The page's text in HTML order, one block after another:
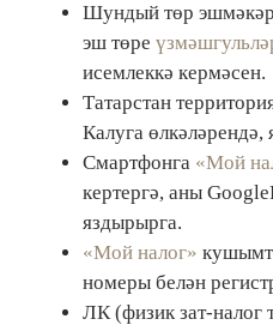
Шундый төр
эш төре
исемлеккә кермәсен.
Татарстан
Калуга
Смартфонга «Мой
кертергә, аны
яздырырга.
«Мой налог»
номеры белән
ЛК (физик зат-налог